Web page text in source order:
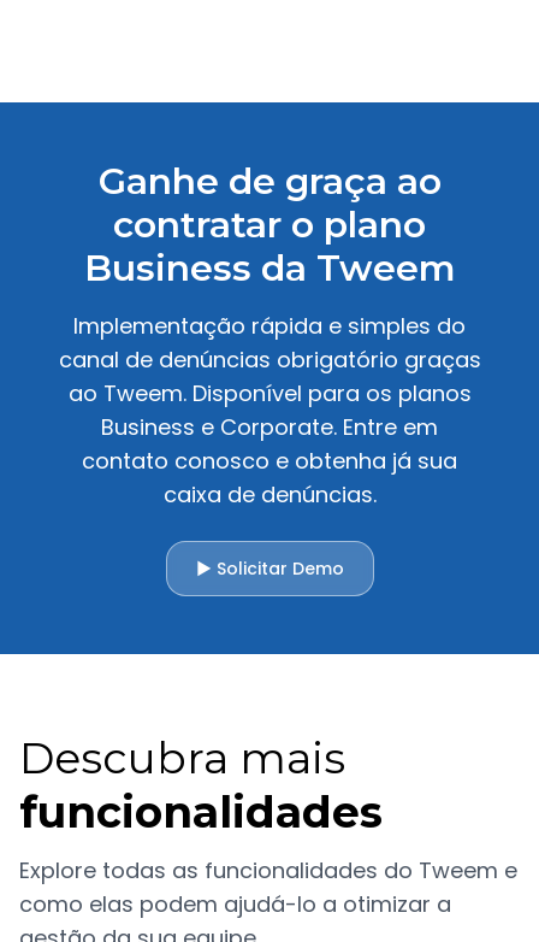
Ganhe de graça ao
contratar o plano
Business da Tweem
Implementação rápida e simples do
canal de denúncias obrigatório graças
ao Tweem. Disponível para os planos
Business e Corporate. Entre em
contato conosco e obtenha já sua
caixa de denúncias.
▶ Solicitar Demo
Descubra mais
funcionalidades
Explore todas as funcionalidades do Tweem e
como elas podem ajudá-lo a otimizar a